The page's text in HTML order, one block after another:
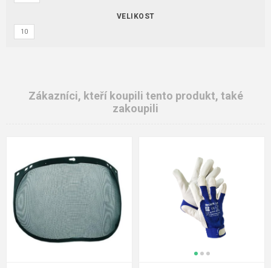
VELIKOST
10
Zákazníci, kteří koupili tento produkt, také
zakoupili